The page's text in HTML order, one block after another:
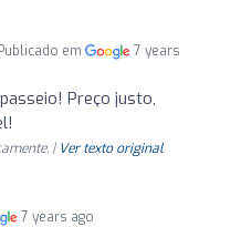
Publicado em
7 years
Preço justo,
| Ver texto original
7 years ago